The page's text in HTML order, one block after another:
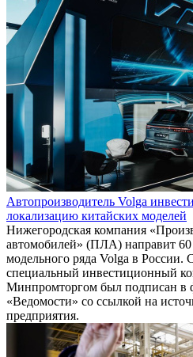
Автопроизводитель Volga
локализацию китайских моделей
Нижегородская компания
автомобилей» (ПЛА) направит
модельного ряда Volga в России.
специальный инвестиционный
Минпромторгом был подписан в
«Ведомости» со ссылкой на
предприятия.